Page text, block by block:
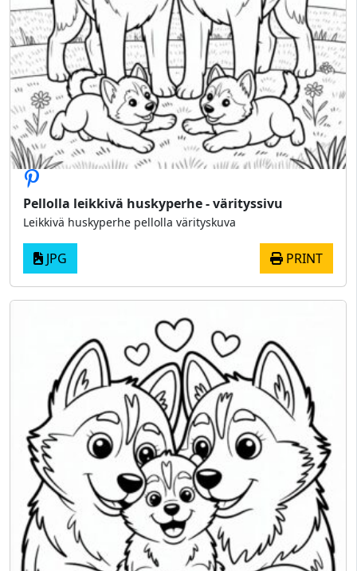
Pellolla leikkivä huskyperhe - värityssivu
Leikkivä huskyperhe pellolla värityskuva
JPG PRINT